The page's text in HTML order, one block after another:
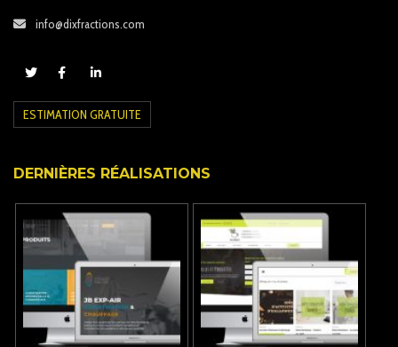
info@dixfractions.com
ESTIMATION GRATUITE
DERNIÈRES RÉALISATIONS